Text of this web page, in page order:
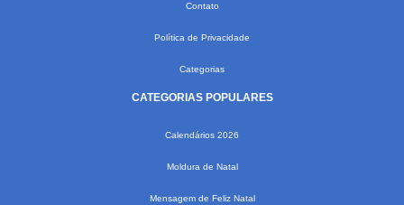
Contato
Política de Privacidade
Categorias
CATEGORIAS POPULARES
Calendários 2026
Moldura de Natal
Mensagem de Feliz Natal